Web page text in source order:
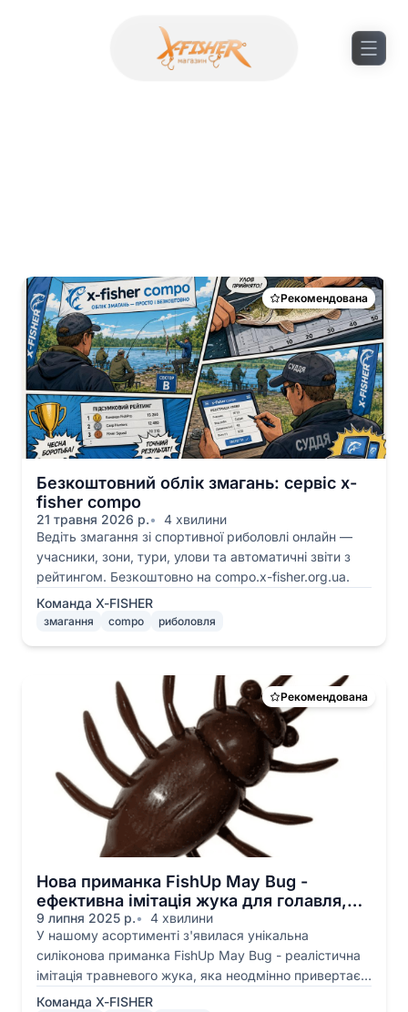
Рекомендована
Безкоштовний облік змагань: сервіс x-
fisher compo
21 травня 2026 р.
4 хвилини
Ведіть змагання зі спортивної риболовлі онлайн —
учасники, зони, тури, улови та автоматичні звіти з
рейтингом. Безкоштовно на compo.x-fisher.org.ua.
Команда X-FISHER
змагання compo риболовля
Рекомендована
Нова приманка FishUp May Bug -
ефективна імітація жука для голавля,
форелі та жереха
9 липня 2025 р.
4 хвилини
У нашому асортименті з'явилася унікальна
силіконова приманка FishUp May Bug - реалістична
імітація травневого жука, яка неодмінно привертає
увагу голавля, форелі та жереха.
Команда X-FISHER